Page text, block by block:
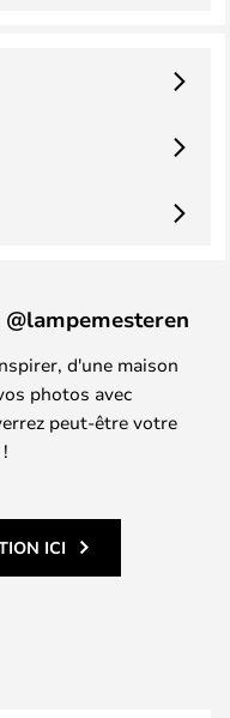
d'une maison
photos avec
peut-être votre
ICI